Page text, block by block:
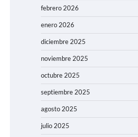
febrero 2026
enero 2026
diciembre 2025
noviembre 2025
octubre 2025
septiembre 2025
agosto 2025
julio 2025